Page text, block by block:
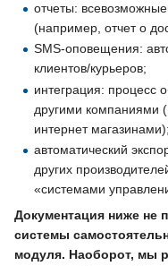
отчеты:
(например, отчет о
SMS-оповещения:
клиентов/курьеров;
интеграция: процесс
другими компаниями
интернет магазинами);
автоматический
других
«системами
Документация ниже не
системы
модуля. Наоборот, мы